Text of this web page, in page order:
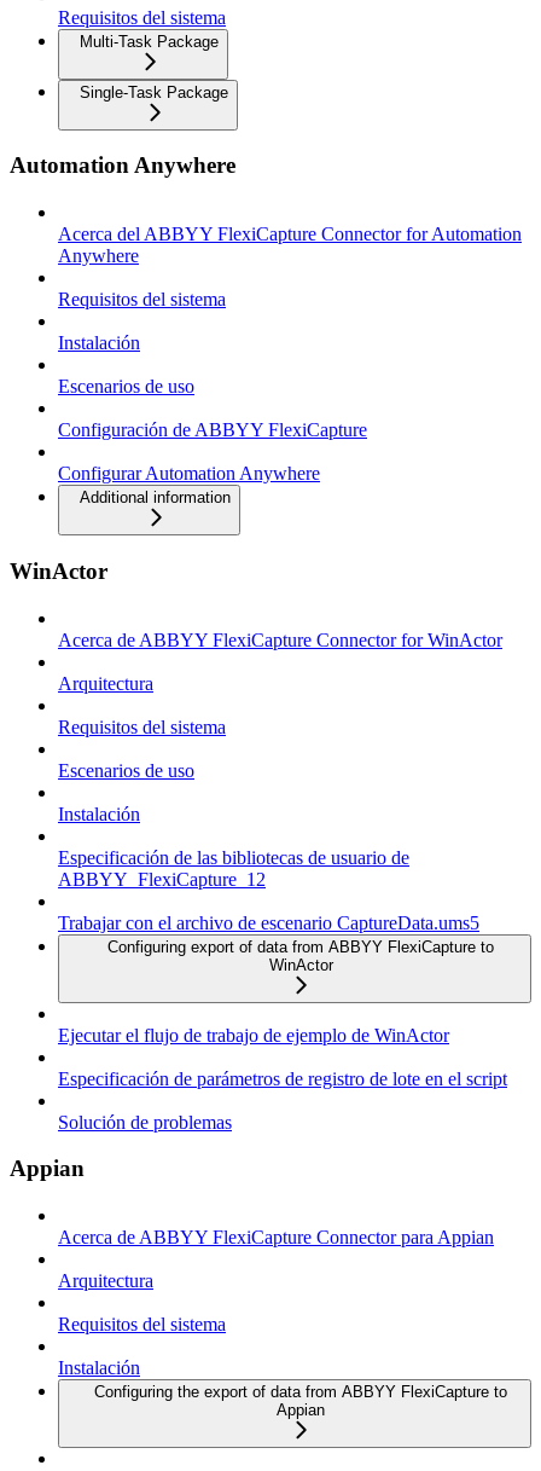
Requisitos del sistema
Multi-Task Package
Single-Task Package
Automation Anywhere
Acerca del ABBYY FlexiCapture Connector for Automation
Anywhere
Requisitos del sistema
Instalación
Escenarios de uso
Configuración de ABBYY FlexiCapture
Configurar Automation Anywhere
Additional information
WinActor
Acerca de ABBYY FlexiCapture Connector for WinActor
Arquitectura
Requisitos del sistema
Escenarios de uso
Instalación
Especificación de las bibliotecas de usuario de
ABBYY_FlexiCapture_12
Trabajar con el archivo de escenario CaptureData.ums5
Configuring export of data from ABBYY FlexiCapture to
WinActor
Ejecutar el flujo de trabajo de ejemplo de WinActor
Especificación de parámetros de registro de lote en el script
Solución de problemas
Appian
Acerca de ABBYY FlexiCapture Connector para Appian
Arquitectura
Requisitos del sistema
Instalación
Configuring the export of data from ABBYY FlexiCapture to
Appian